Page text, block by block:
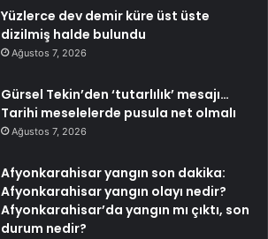
Yüzlerce dev demir küre üst üste
dizilmiş halde bulundu
Ağustos 7, 2026
Gürsel Tekin’den ‘tutarlılık’ mesajı…
Tarihi meselelerde pusula net olmalı
Ağustos 7, 2026
Afyonkarahisar yangın son dakika:
Afyonkarahisar yangın olayı nedir?
Afyonkarahisar’da yangın mı çıktı, son
durum nedir?